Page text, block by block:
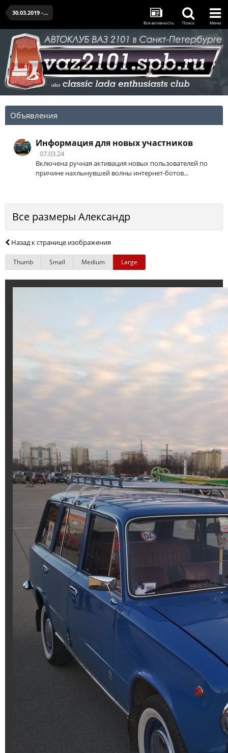
30.03.2019 - открытие сезона и ДР клуба
Вся активность Поиск Меню
Объявления
Информация для новых участников
07.03.24
Включена ручная активация новых пользователей по
причине нахлынувшей волны интернет-ботов...
Все размеры Александр
Назад к странице изображения
Thumb Small Medium Large